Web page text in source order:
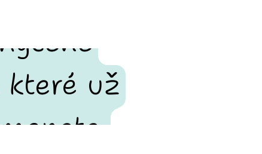
které už